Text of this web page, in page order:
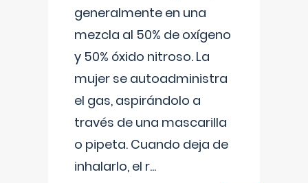
generalmente en una
mezcla al 50% de oxígeno
y 50% óxido nitroso. La
mujer se autoadministra
el gas, aspirándolo a
través de una mascarilla
o pipeta. Cuando deja de
inhalarlo, el r...